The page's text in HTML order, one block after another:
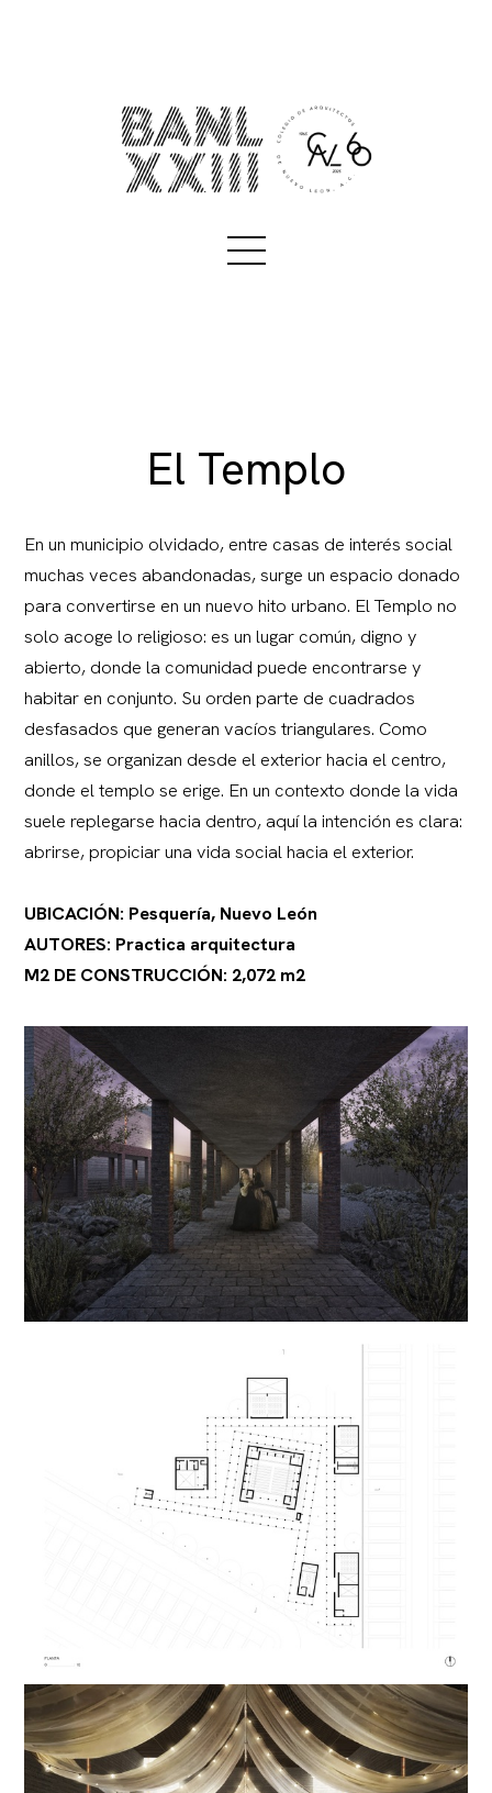
El Templo
En un municipio olvidado, entre casas de interés social
muchas veces abandonadas, surge un espacio donado
para convertirse en un nuevo hito urbano. El Templo no
solo acoge lo religioso: es un lugar común, digno y
abierto, donde la comunidad puede encontrarse y
habitar en conjunto. Su orden parte de cuadrados
desfasados que generan vacíos triangulares. Como
anillos, se organizan desde el exterior hacia el centro,
donde el templo se erige. En un contexto donde la vida
suele replegarse hacia dentro, aquí la intención es clara:
abrirse, propiciar una vida social hacia el exterior.
UBICACIÓN: Pesquería, Nuevo León
AUTORES: Practica arquitectura
M2 DE CONSTRUCCIÓN: 2,072 m2